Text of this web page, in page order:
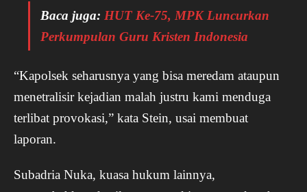
Baca juga: HUT Ke-75, MPK Luncurkan
Perkumpulan Guru Kristen Indonesia
“Kapolsek seharusnya yang bisa meredam ataupun
menetralisir kejadian malah justru kami menduga
terlibat provokasi,” kata Stein, usai membuat
laporan.
Subadria Nuka, kuasa hukum lainnya,